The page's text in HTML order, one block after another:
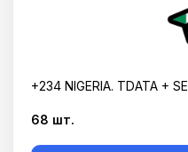
+234 NIGERIA. TDATA +
68 шт.